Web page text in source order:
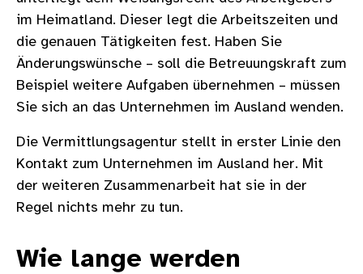
im Heimatland. Dieser legt die Arbeitszeiten und
die genauen Tätigkeiten fest. Haben Sie
Änderungswünsche – soll die Betreuungskraft zum
Beispiel weitere Aufgaben übernehmen – müssen
Sie sich an das Unternehmen im Ausland wenden.
Die Vermittlungsagentur stellt in erster Linie den
Kontakt zum Unternehmen im Ausland her. Mit
der weiteren Zusammenarbeit hat sie in der
Regel nichts mehr zu tun.
Wie lange werden